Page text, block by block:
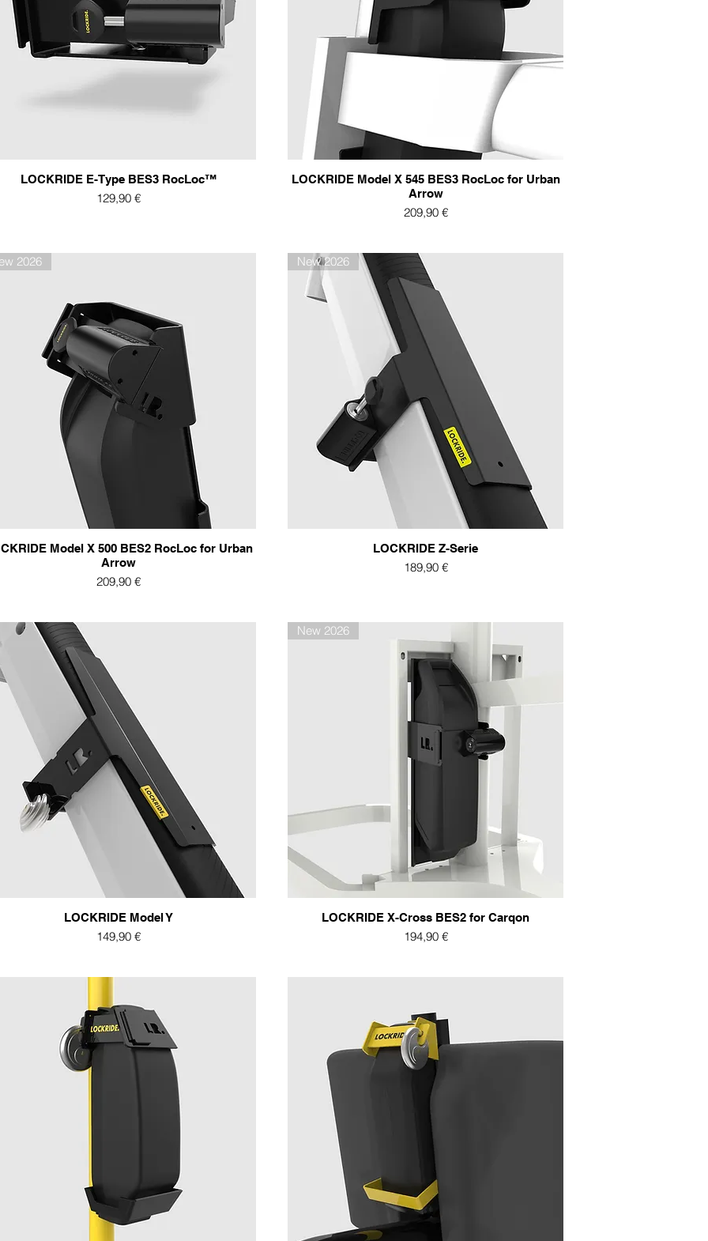
LOCKRIDE E-Type BES3 RocLoc™
Preis
129,90 €
LOCKRIDE Model X 545 BES3 RocLoc for Urban
Arrow
Preis
209,90 €
2026
Model X 500 BES2 RocLoc for Urban
Arrow
Preis
209,90 €
New 2026
LOCKRIDE Z-Serie
Preis
189,90 €
LOCKRIDE Model Y
Preis
149,90 €
New 2026
LOCKRIDE X-Cross BES2 for Carqon
Preis
194,90 €